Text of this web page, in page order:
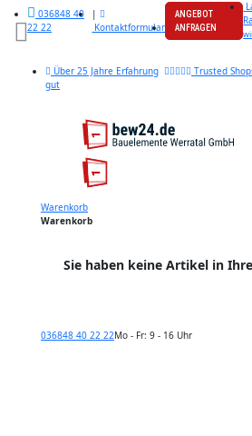
036848 40
22 22
|
Kontaktformular
ANGEBOT
ANFRAGEN
Über 25 Jahre Erfahrung
Trusted
gut
Warenkorb
Warenkorb
Sie haben keine Artikel in
036848 40 22 22Mo - Fr: 9 - 16 Uhr